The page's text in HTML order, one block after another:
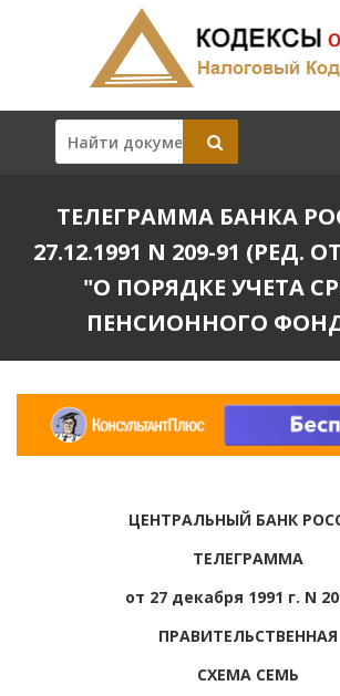
ТЕЛЕГРАММА БАНКА
27.12.1991 N 209-91 (РЕД.
"О ПОРЯДКЕ УЧЕТА
ПЕНСИОННОГО
ЦЕНТРАЛЬНЫЙ БАНК
ТЕЛЕГРАММА
от 27 декабря 1991 г. N
ПРАВИТЕЛЬСТВЕННАЯ
СХЕМА СЕМЬ